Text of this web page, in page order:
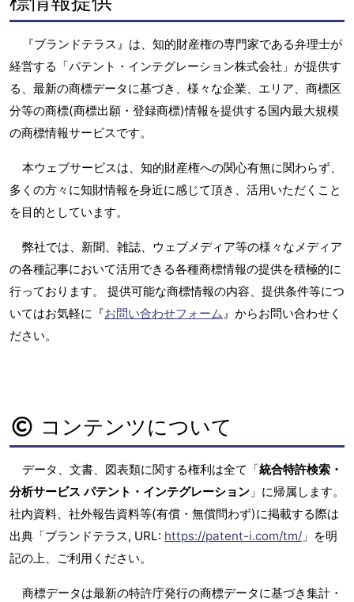
『ブランドテラス』は、知的財産権の専門家である弁理士が
経営する「パテント・インテグレーション株式会社」が提供す
る、最新の商標データに基づき、様々な企業、エリア、商標区
分等の商標(商標出願・登録商標)情報を提供する国内最大規模
の商標情報サービスです。
本ウェブサービスは、知的財産権への関心有無に関わらず、
多くの方々に知財情報を身近に感じて頂き、活用いただくこと
を目的としています。
弊社では、新聞、雑誌、ウェブメディア等の様々なメディア
の各種記事において活用できる各種商標情報の提供を積極的に
行っております。 提供可能な商標情報の内容、提供条件等につ
いてはお気軽に『お問い合わせフォーム』からお問い合わせく
ださい。
コンテンツについて
データ、文書、図表類に関する権利は全て「統合特許検索・
分析サービス パテント・インテグレーション 」に帰属します。
社内資料、社外報告資料等(有償・無償問わず)に掲載する際は
出典「ブランドテラス, URL: https://patent-i.com/tm/ 」を明
記の上、ご利用ください。
商標データは最新の特許庁発行の商標データに基づき集計・